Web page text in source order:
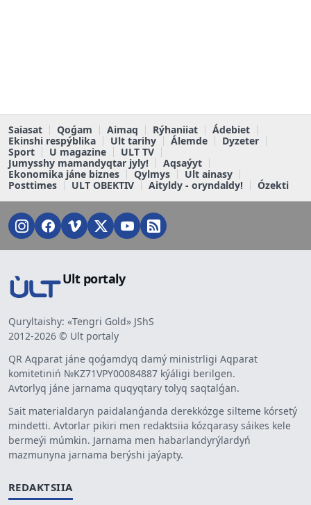
Saiasat Qoǵam Aimaq Rýhaniiat
Ádebiet
Ekinshi respýblika
Ult tarihy Álemde
Dyzeter
Sport
U magazine
ULT TV
Jumysshy mamandyqtar jyly!
Aqsaýyt
Ekonomika jáne biznes
Qylmys
Ult ainasy
Posttimes
ULT OBEKTIV Aityldy - oryndaldy! Ózekti
Ult portaly
Quryltaishy: «Tengri Gold» JShS
2012-2026 © Ult portaly
QR Aqparat jáne qoǵamdyq damý ministrligi Aqparat
komitetiniń №KZ71VPY00084887 kýáligi berilgen.
Avtorlyq jáne jarnama quqyqtary tolyq saqtalǵan.
Sait materialdaryn paidalanǵanda derekkózge silteme kórsetý
mindetti. Avtorlar pikiri men redaktsiia kózqarasy sáikes kele
bermeýi múmkin. Jarnama men habarlandyrýlardyń
mazmunyna jarnama berýshi jaýapty.
REDAKTSIIA